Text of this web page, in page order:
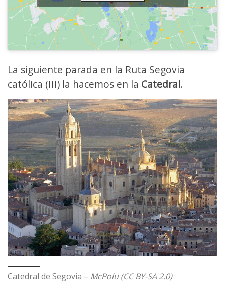
La siguiente parada en la Ruta Segovia
católica (III) la hacemos en la Catedral.
Catedral de Segovia – McPolu (CC BY-SA 2.0)